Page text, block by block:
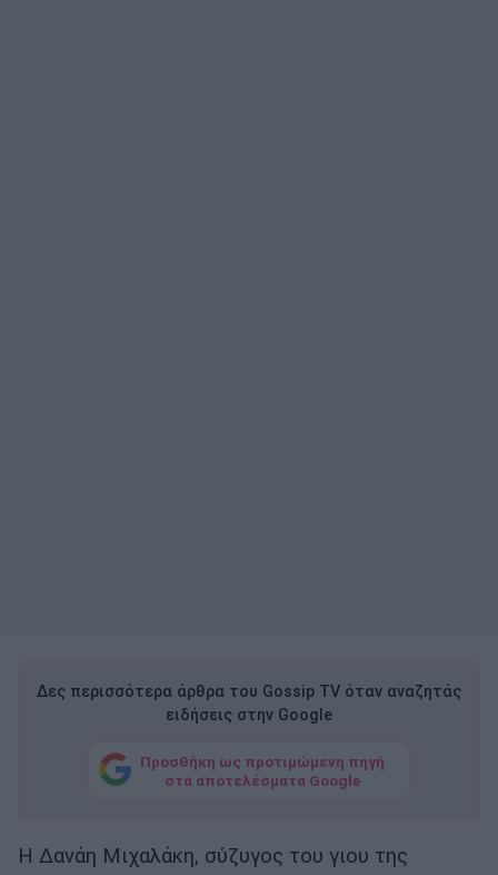
Δες περισσότερα άρθρα του Gossip TV όταν αναζητάς
ειδήσεις στην Google
Προσθήκη ως προτιμώμενη πηγή
στα αποτελέσματα Google
Η Δανάη Μιχαλάκη, σύζυγος του γιου της